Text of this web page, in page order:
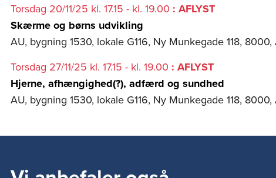
Torsdag 20/11/25 kl. 17.15 - kl. 19.00 : AFLYST
Skærme og børns udvikling
AU, bygning 1530, lokale G116, Ny Munkegade 118, 8000,
Torsdag 27/11/25 kl. 17.15 - kl. 19.00 : AFLYST
Hjerne, afhængighed(?), adfærd og sundhed
AU, bygning 1530, lokale G116, Ny Munkegade 118, 8000,